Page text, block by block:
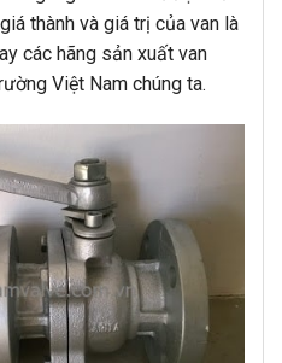
thành và giá trị của van là
các hãng sản xuất van
Việt Nam chúng ta.